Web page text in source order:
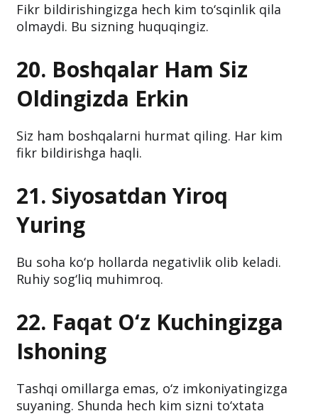
Fikr bildirishingizga hech kim to‘sqinlik qila
olmaydi. Bu sizning huquqingiz.
20. Boshqalar Ham Siz
Oldingizda Erkin
Siz ham boshqalarni hurmat qiling. Har kim
fikr bildirishga haqli.
21. Siyosatdan Yiroq
Yuring
Bu soha ko‘p hollarda negativlik olib keladi.
Ruhiy sog‘liq muhimroq.
22. Faqat O‘z Kuchingizga
Ishoning
Tashqi omillarga emas, o‘z imkoniyatingizga
suyaning. Shunda hech kim sizni to‘xtata